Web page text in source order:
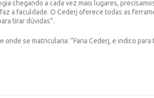
chegando a cada vez mais lugares,
a faculdade. O Cederj oferece todas as
tirar dúvidas”.
se matricularia: “Faria Cederj, e indico para